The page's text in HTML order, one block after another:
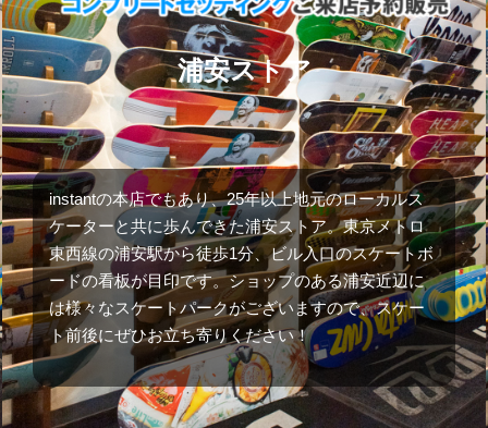
浦安ストア
instantの本店でもあり、25年以上地元のローカルス
ケーターと共に歩んできた浦安ストア。東京メトロ
東西線の浦安駅から徒歩1分、ビル入口のスケートボ
ードの看板が目印です。ショップのある浦安近辺に
は様々なスケートパークがございますので、スケー
ト前後にぜひお立ち寄りください！